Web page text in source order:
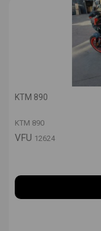
KTM 890
KTM 890
VFU 12624